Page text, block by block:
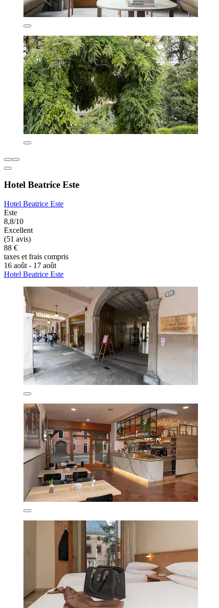
Hotel Beatrice Este
Hotel Beatrice Este
Este
8,8/10
Excellent
(51 avis)
88 €
taxes et frais compris
16 août - 17 août
Hotel Beatrice Este